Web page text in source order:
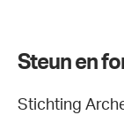
Steun en
Stichting